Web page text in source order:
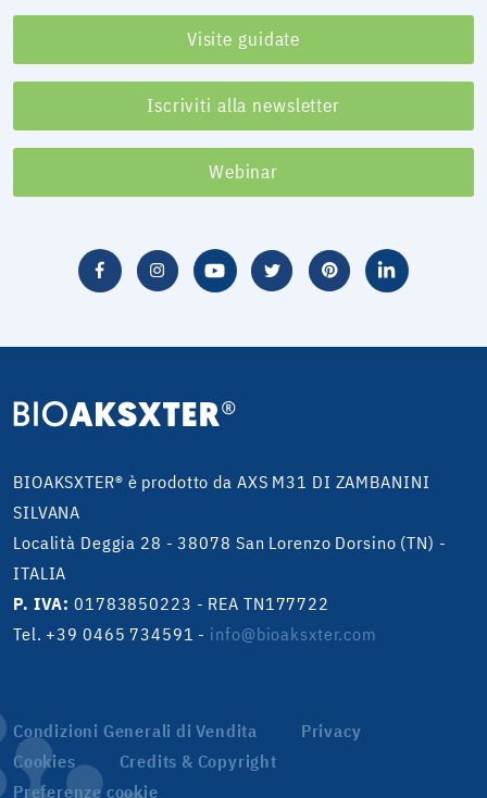
Visite guidate
Iscriviti alla newsletter
Webinar
BIOAKSXTER® è prodotto da AXS M31 DI ZAMBANINI
SILVANA
Località Deggia 28 - 38078 San Lorenzo Dorsino (TN) -
ITALIA
P. IVA: 01783850223 - REA TN177722
Tel. +39 0465 734591 - info@bioaksxter.com
Condizioni Generali di Vendita
Privacy
Cookies
Credits & Copyright
Preferenze cookie